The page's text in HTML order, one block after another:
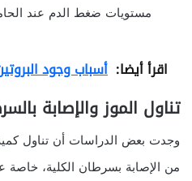
مستويات ضغط الدم عند
اقرأ أيضا: أسباب وجود
تناول الموز والإصابة
وجدت بعض الدراسات أن تناول
من الإصابة بسرطان الكلية،